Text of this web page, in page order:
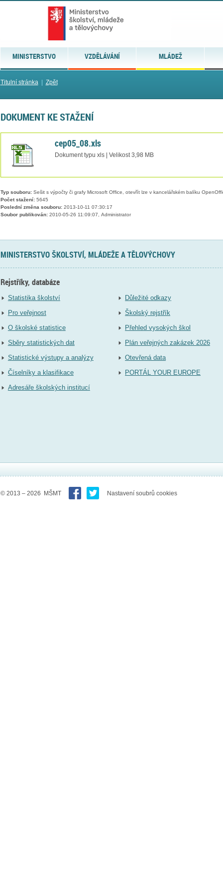
MINISTERSTVO VZDĚLÁVÁNÍ MLÁDEŽ
Titulní stránka| Zpět
DOKUMENT KE STAŽENÍ
cep05_08.xls
Dokument typu xls | Velikost 3,98 MB
Typ souboru:Sešit s výpočty či grafy Microsoft Office, otevřít lze v kancelářském balíku
Počet stažení:5645
Poslední změna souboru:2013-10-11 07:30:17
Soubor publikován:2010-05-26 11:09:07, Administrator
MINISTERSTVO ŠKOLSTVÍ, MLÁDEŽE A TĚLOVÝCHOVY
Rejstříky, databáze
Statistika školství
Pro veřejnost
O školské statistice
Sběry statistických dat
Statistické výstupy a analýzy
Číselníky a klasifikace
Adresáře školských institucí
Důležité odkazy
Školský rejstřík
Přehled vysokých škol
Plán veřejných zakázek 2026
Otevřená data
PORTÁL YOUR EUROPE
© 2013 – 2026 MŠMT Nastavení soubrů cookies